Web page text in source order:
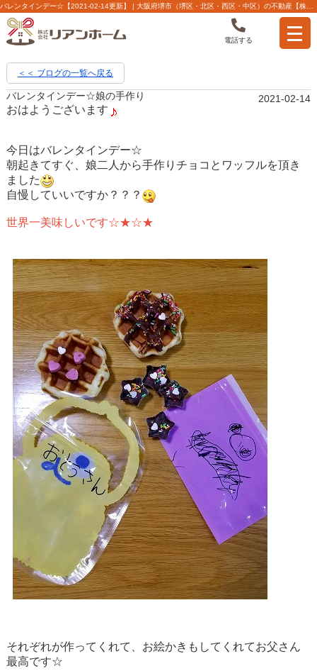
電話する
＜＜ ブログの一覧へ戻る
バレンタインデー☆娘の手作り 2021-02-14
おはようございます
今日はバレンタインデー☆
朝起きてすぐ、娘二人から手作りチョコとワッフルを頂き
ました
自慢していいですか？？？
世界一美味しいです☆★☆★
それぞれが作ってくれて、お絵かきもしてくれてお父さん
最高です☆